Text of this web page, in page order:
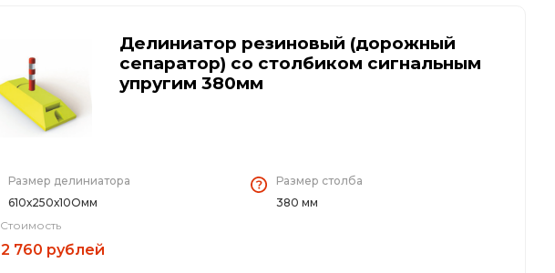
Делиниатор резиновый (дорожный
сепаратор) со столбиком сигнальным
упругим 380мм
Размер делиниатора
610х250х10Омм
Размер столба
380 мм
Стоимость
2 760 рублей